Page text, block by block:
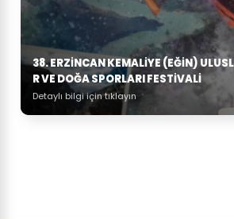
38. ERZINCAN KEMALIYE (EĞIN)
R VE DOĞA SPORLARI FESTIVALI
Detaylı bilgi için tıklayın